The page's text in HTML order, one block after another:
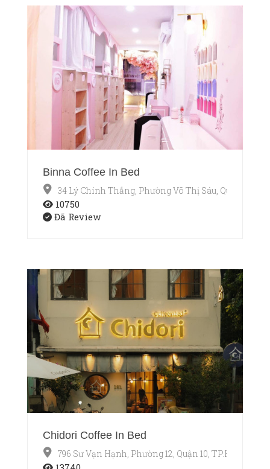
Binna Coffee In Bed
34 Lý Chính Thắng, Phường Võ Thị Sáu, Quận 3, Hồ
10750
Đã Review
Chidori Coffee In Bed
796 Sư Vạn Hạnh, Phường 12, Quận 10, TP.HCM